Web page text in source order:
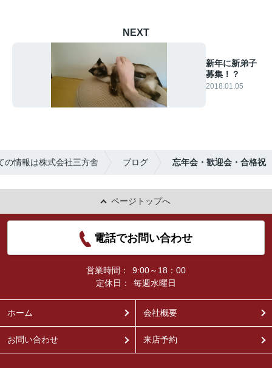
NEXT
新年に新弟子
募集！？
2018.01.05
の情報は株式会社三方舎 ブログ 忘年会・歓迎会・合格祝
ページトップへ
電話でお問い合わせ
営業時間：
9:00～18：00
定休日：
毎週水曜日
ホーム 会社概要
お問い合わせ 来店予約